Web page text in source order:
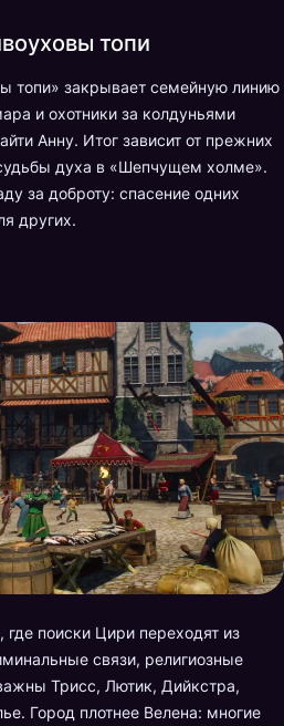
топи
топи» закрывает семейную линию
и охотники за колдуньями
Анну. Итог зависит от прежних
духа в «Шепчущем холме».
за доброту: спасение одних
других.
поиски Цири переходят из
связи, религиозные
Трисс, Лютик, Дийкстра,
Город плотнее Велена: многие